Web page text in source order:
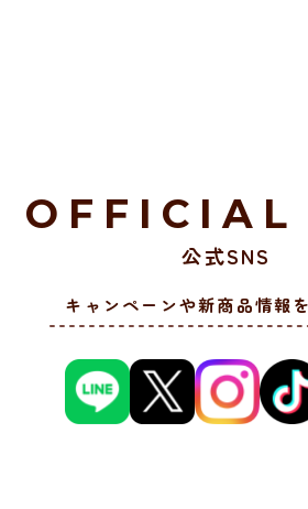
OFFICIAL
公式SNS
キャンペーンや新商品情報